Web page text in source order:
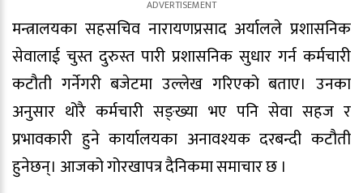
मन्त्रालयका सहसचिव नारायणप्रसाद अर्यालले प्रशासनिक
सेवालाई चुस्त दुरुस्त पारी प्रशासनिक सुधार गर्न कर्मचारी
कटौती गर्नेगरी बजेटमा उल्लेख गरिएको बताए। उनका
अनुसार थोरै कर्मचारी सङ्ख्या भए पनि सेवा सहज र
प्रभावकारी हुने कार्यालयका अनावश्यक दरबन्दी कटौती
हुनेछन्। आजको गोरखापत्र दैनिकमा समाचार छ ।